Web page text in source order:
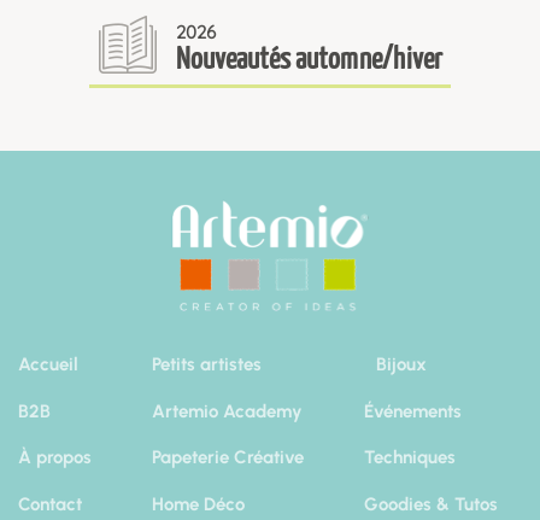
2026
Nouveautés automne/hiver
Accueil
B2B
À propos
Contact
Petits artistes
Artemio Academy
Papeterie Créative
Home Déco
Bijoux
Événements
Techniques
Goodies & Tutos